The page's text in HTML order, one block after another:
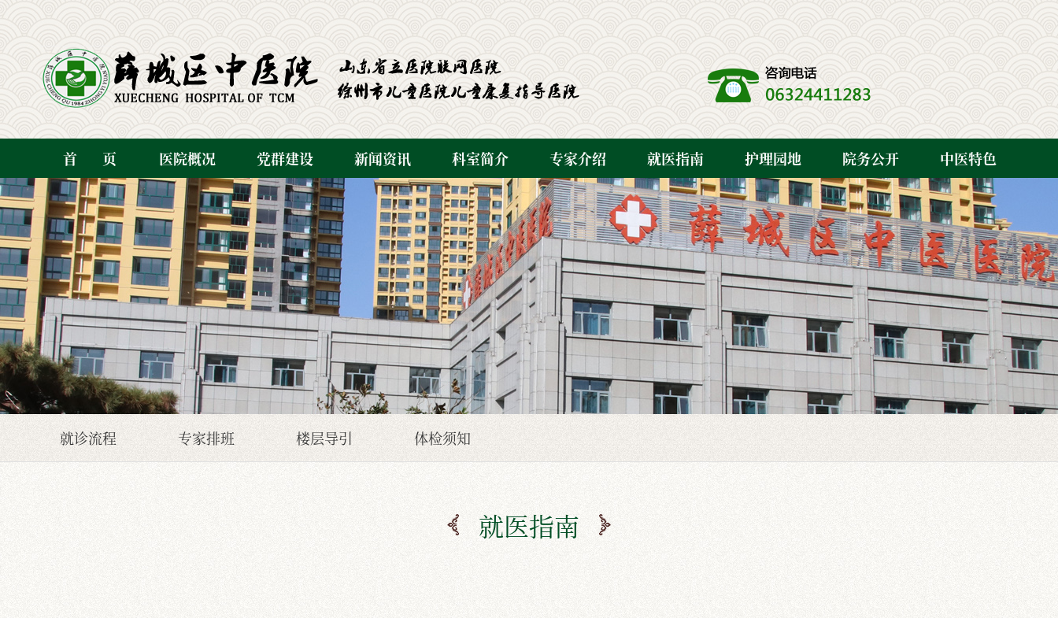
首 页 医院概况 党群建设 新闻资讯 科室简介 专家介绍 就医指南 护理园地 院务公开 中医特色
就诊流程 专家排班 楼层导引 体检须知
就医指南